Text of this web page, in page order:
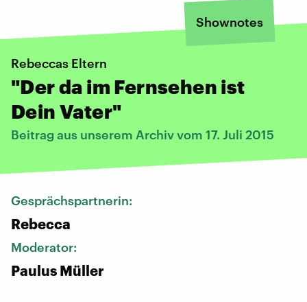
Shownotes
Rebeccas Eltern
"Der da im Fernsehen ist
Dein Vater"
Beitrag aus unserem Archiv vom 17. Juli 2015
Gesprächspartnerin:
Rebecca
Moderator:
Paulus Müller